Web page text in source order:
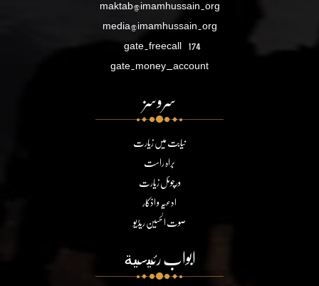
maktab@imamhussain.org
media@imamhussain.org
gate.freecall 174
gate.money_account
سروسز
نیابت میں زیارت
براہ راست
ورچوئل زیارت
ادعیہ و اذکار
صوت الحسین ریڈیو
ابواب رئيسية